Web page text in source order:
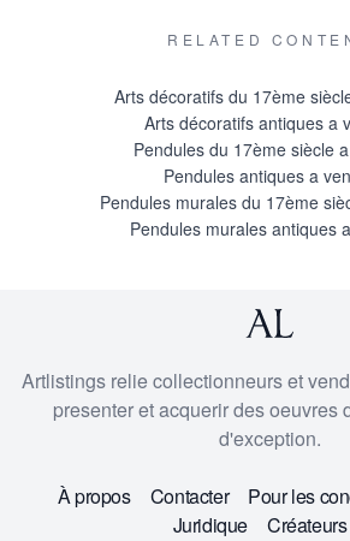
RELATED
Arts décoratifs du 17ème
Arts décoratifs antiques a
Pendules du 17ème siècle
Pendules antiques a
Pendules murales du 17ème
Pendules murales antiques
Artlistings relie collectionneurs et
presenter et acquerir des oeuvres
d'exception.
À propos Contacter
Pour les
Juridique
Créateurs